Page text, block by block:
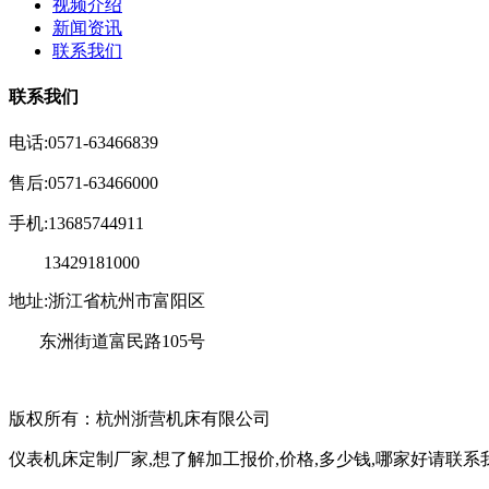
视频介绍
新闻资讯
联系我们
联系我们
电话:0571-63466839
售后:0571-63466000
手机:13685744911
13429181000
地址:浙江省杭州市富阳区
东洲街道富民路105号
版权所有：杭州浙营机床有限公司
仪表机床定制厂家,想了解加工报价,价格,多少钱,哪家好请联系